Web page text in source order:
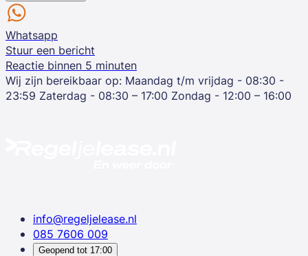
Whatsapp
Stuur een bericht
Reactie binnen 5 minuten
Wij zijn bereikbaar op: Maandag t/m vrijdag - 08:30 -
23:59 Zaterdag - 08:30 – 17:00 Zondag - 12:00 – 16:00
info@regeljelease.nl
085 7606 009
Geopend tot 17:00